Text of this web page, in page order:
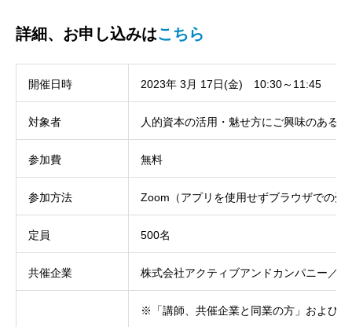
詳細、お申し込みはこちら
開催日時 2023年 3月 17日(金) 10:30～11:45
対象者 人的資本の活用・魅せ方にご興味のある
参加費 無料
参加方法 Zoom（アプリを使用せずブラウザでの受
定員 500名
共催企業 株式会社アクティブアンドカンパニー／
※「講師、共催企業と同業の方」および